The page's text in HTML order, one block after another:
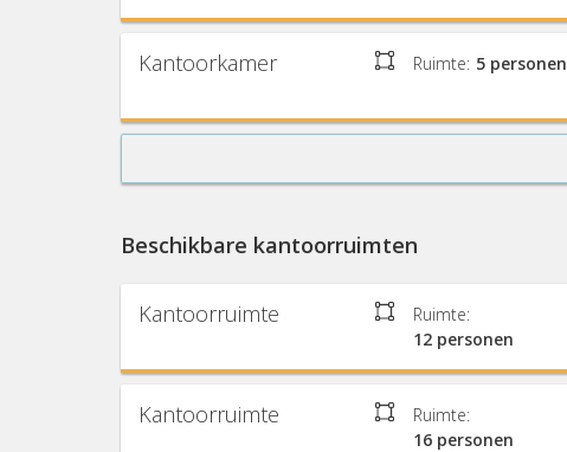
Kantoorkamer Ruimte: 5 personen
Beschikbare kantoorruimten
Kantoorruimte
Ruimte:
12 personen
Kantoorruimte
Ruimte:
16 personen